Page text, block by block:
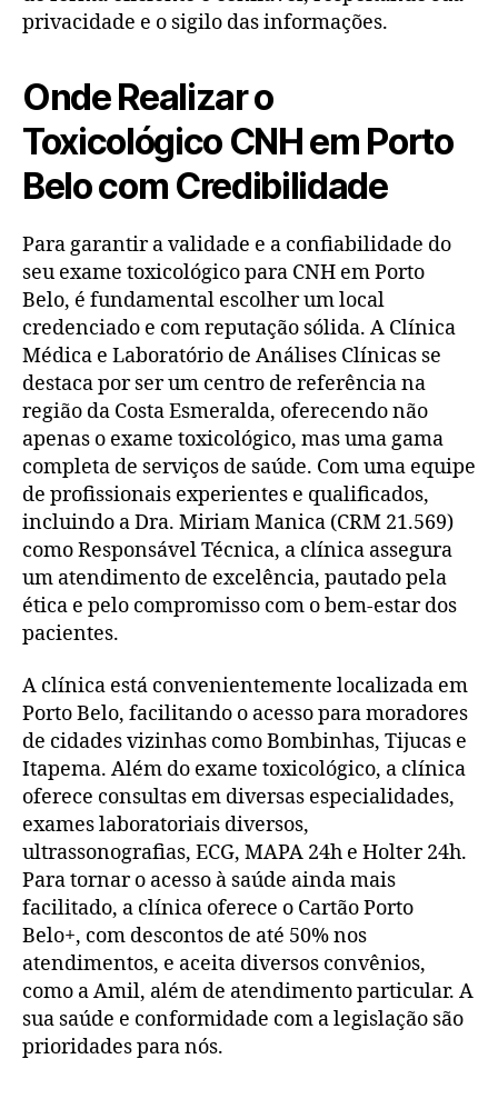
privacidade e o sigilo das informações.
Onde Realizar o
Toxicológico CNH em Porto
Belo com Credibilidade
Para garantir a validade e a confiabilidade do
seu exame toxicológico para CNH em Porto
Belo, é fundamental escolher um local
credenciado e com reputação sólida. A Clínica
Médica e Laboratório de Análises Clínicas se
destaca por ser um centro de referência na
região da Costa Esmeralda, oferecendo não
apenas o exame toxicológico, mas uma gama
completa de serviços de saúde. Com uma equipe
de profissionais experientes e qualificados,
incluindo a Dra. Miriam Manica (CRM 21.569)
como Responsável Técnica, a clínica assegura
um atendimento de excelência, pautado pela
ética e pelo compromisso com o bem-estar dos
pacientes.
A clínica está convenientemente localizada em
Porto Belo, facilitando o acesso para moradores
de cidades vizinhas como Bombinhas, Tijucas e
Itapema. Além do exame toxicológico, a clínica
oferece consultas em diversas especialidades,
exames laboratoriais diversos,
ultrassonografias, ECG, MAPA 24h e Holter 24h.
Para tornar o acesso à saúde ainda mais
facilitado, a clínica oferece o Cartão Porto
Belo+, com descontos de até 50% nos
atendimentos, e aceita diversos convênios,
como a Amil, além de atendimento particular. A
sua saúde e conformidade com a legislação são
prioridades para nós.